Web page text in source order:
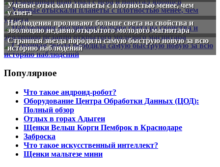
Учёные отыскали планеты с плотностью менее, чем
у снега
Наблюдения проливают больше света на свойства и
эволюцию недавно открытого молодого магнитара
Странная звезда породила самую быструю новую за всю
историю наблюдений
Популярное
Что такое андроид-робот?
Оборудование Центра Обработки Данных (ЦОД):
Полный обзор
Отдых в горах Адыгеи
Щенки Вельш Корги Пемброк в Краснодаре
Заброска
Что такое искусственный интеллект?
Щенки мальтезе мини